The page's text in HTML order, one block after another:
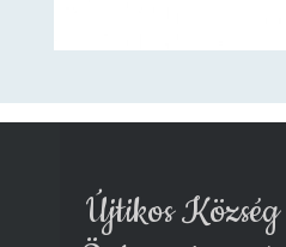
Újtikos Község